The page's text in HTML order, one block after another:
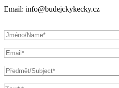
Email: info@budejckykecky.cz